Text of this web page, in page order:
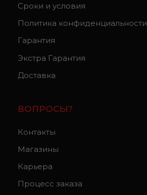
Сроки и условия
Политика конфиденциальности
Гарантия
Экстра Гарантия
Доставка
ВОПРОСЫ?
Контакты
Магазины
Карьера
Процесс заказа